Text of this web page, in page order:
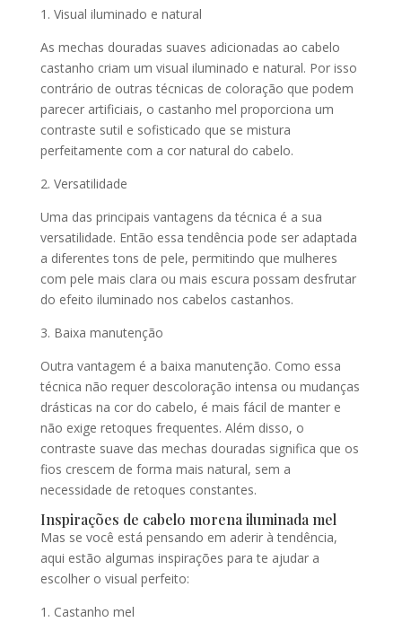
1. Visual iluminado e natural
As mechas douradas suaves adicionadas ao cabelo
castanho criam um visual iluminado e natural. Por isso
contrário de outras técnicas de coloração que podem
parecer artificiais, o castanho mel proporciona um
contraste sutil e sofisticado que se mistura
perfeitamente com a cor natural do cabelo.
2. Versatilidade
Uma das principais vantagens da técnica é a sua
versatilidade. Então essa tendência pode ser adaptada
a diferentes tons de pele, permitindo que mulheres
com pele mais clara ou mais escura possam desfrutar
do efeito iluminado nos cabelos castanhos.
3. Baixa manutenção
Outra vantagem é a baixa manutenção. Como essa
técnica não requer descoloração intensa ou mudanças
drásticas na cor do cabelo, é mais fácil de manter e
não exige retoques frequentes. Além disso, o
contraste suave das mechas douradas significa que os
fios crescem de forma mais natural, sem a
necessidade de retoques constantes.
Inspirações de cabelo morena iluminada mel
Mas se você está pensando em aderir à tendência,
aqui estão algumas inspirações para te ajudar a
escolher o visual perfeito:
1. Castanho mel